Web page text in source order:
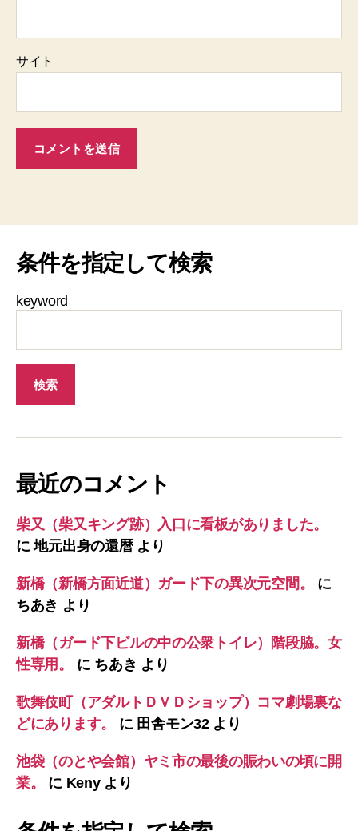
サイト
条件を指定して検索
keyword
最近のコメント
柴又（柴又キング跡）入口に看板がありました。
に地元出身の還暦より
新橋（新橋方面近道）ガード下の異次元空間。
に
ちあき より
新橋（ガード下ビルの中の公衆トイレ）階段脇。女
性専用。
に ちあき より
歌舞伎町（アダルトＤＶＤショップ）コマ劇場裏な
どにあります。
に 田舎モン32より
池袋（のとや会館）ヤミ市の最後の賑わいの頃に開
業。
に Kenyより